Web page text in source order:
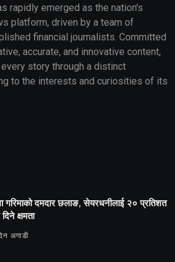
rapidly emerged as the nation's
platform, driven by a team of
financial journalists. Committed
accurate, and innovative content,
story through a distinct
to the interests and curiosities of its
गरिमाको दमदार छलाङ, सेयरधनीलाई २० प्रतिशत
क्षमता
अगाडी